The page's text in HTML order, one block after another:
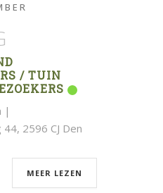
/ TUIN
|
2596 CJ Den
MEER LEZEN